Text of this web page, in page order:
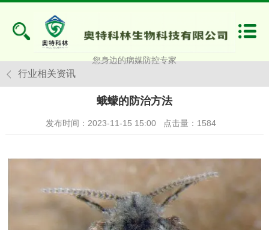
您身边的病媒防控专家
行业相关资讯
蛾蠓的防治方法
发布时间：2023-11-15 15:00 点击量： 1584